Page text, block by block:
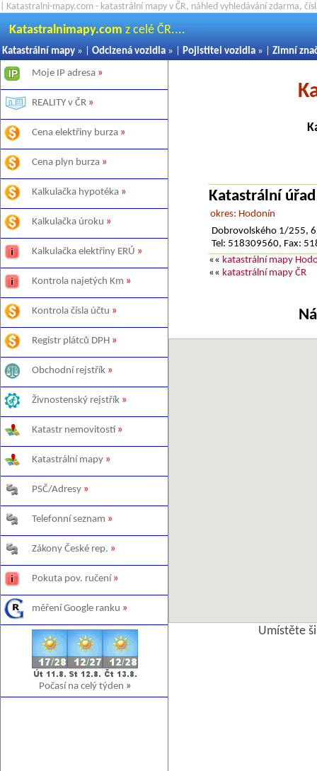
| Katastralni-mapy.com - katastrální mapy v ČR, náhled vyhledávání zdarma,
Katastralnimapy.com z celé ČR....
Katastrální mapy » | Odcizená vozidla » | Pojistitel vozidla » | Zimní
Moje IP adresa »
REALITY v ČR »
Cena elektřiny burza »
Cena plyn burza »
Kalkulačka hypotéka »
Kalkulačka úroku »
Kalkulačka elektřiny ERÚ »
Kontrola najetých Km »
Kontrola čísla účtu »
Registr plátců DPH »
Obchodní rejstřík »
Živnostenský rejstřík »
Katastr nemovitostí »
Katastrální mapy »
PSČ/Adresy »
Telefonní seznam »
Zákony České rep. »
Pokuta pov. ručení »
měření Google ranku »
Počasí na celý týden »
Katastrální
okres: Hodonín
Dobrovolského 1/255,
Tel: 518309560, Fax:
«« katastrální mapy
«« katastrální mapy ČR
Umístěte